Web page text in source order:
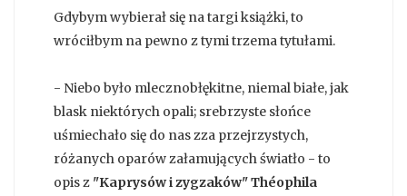
Gdybym wybierał się na targi książki, to
wróciłbym na pewno z tymi trzema tytułami.
- Niebo było mlecznobłękitne, niemal białe, jak
blask niektórych opali; srebrzyste słońce
uśmiechało się do nas zza przejrzystych,
różanych oparów załamujących światło - to
opis z "Kaprysów i zygzaków" Théophila